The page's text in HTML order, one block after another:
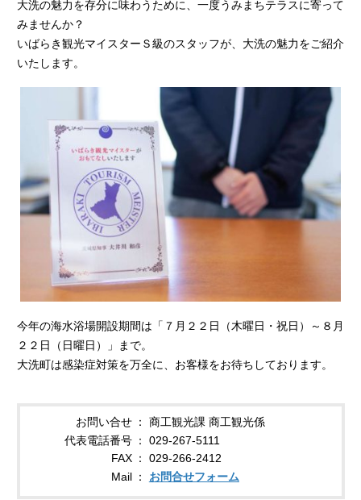
大洗の魅力を存分に味わうために、一度うみまちテラスに寄って
みませんか？
いばらき観光マイスターＳ級のスタッフが、大洗の魅力をご紹介
いたします。
今年の海水浴場開設期間は「７月２２日（木曜日・祝日）～８月
２２日（日曜日）」まで。
大洗町は感染症対策を万全に、お客様をお待ちしております。
お問い合せ
商工観光課 商工観光係
代表電話番号
029-267-5111
FAX
029-266-2412
Mail
お問合せフォーム